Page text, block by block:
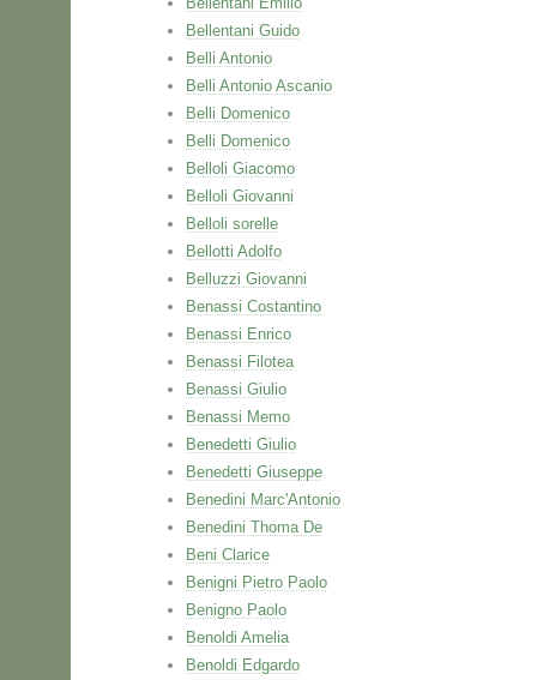
Bellentani Guido
Belli Antonio
Belli Antonio Ascanio
Belli Domenico
Belli Domenico
Belloli Giacomo
Belloli Giovanni
Belloli sorelle
Bellotti Adolfo
Belluzzi Giovanni
Benassi Costantino
Benassi Enrico
Benassi Filotea
Benassi Giulio
Benassi Memo
Benedetti Giulio
Benedetti Giuseppe
Benedini Marc'Antonio
Benedini Thoma De
Beni Clarice
Benigni Pietro Paolo
Benigno Paolo
Benoldi Amelia
Benoldi Edgardo